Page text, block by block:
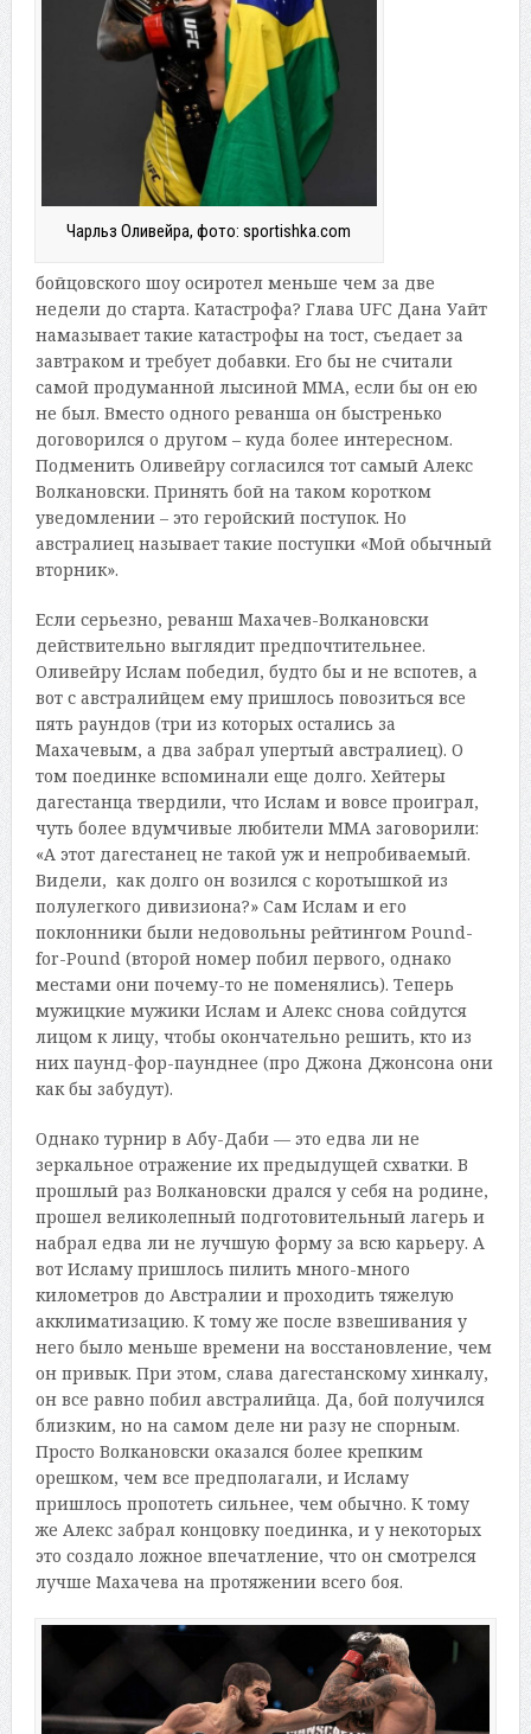
Чарльз Оливейра, фото: sportishka.com
бойцовского шоу осиротел меньше чем за две
недели до старта. Катастрофа? Глава UFC Дана Уайт
намазывает такие катастрофы на тост, съедает за
завтраком и требует добавки. Его бы не считали
самой продуманной лысиной ММА, если бы он ею
не был. Вместо одного реванша он быстренько
договорился о другом – куда более интересном.
Подменить Оливейру согласился тот самый Алекс
Волкановски. Принять бой на таком коротком
уведомлении – это геройский поступок. Но
австралиец называет такие поступки «Мой обычный
вторник».
Если серьезно, реванш Махачев-Волкановски
действительно выглядит предпочтительнее.
Оливейру Ислам победил, будто бы и не вспотев, а
вот с австралийцем ему пришлось повозиться все
пять раундов (три из которых остались за
Махачевым, а два забрал упертый австралиец). О
том поединке вспоминали еще долго. Хейтеры
дагестанца твердили, что Ислам и вовсе проиграл,
чуть более вдумчивые любители ММА заговорили:
«А этот дагестанец не такой уж и непробиваемый.
Видели, как долго он возился с коротышкой из
полулегкого дивизиона?» Сам Ислам и его
поклонники были недовольны рейтингом Pound-
for-Pound (второй номер побил первого, однако
местами они почему-то не поменялись). Теперь
мужицкие мужики Ислам и Алекс снова сойдутся
лицом к лицу, чтобы окончательно решить, кто из
них паунд-фор-паунднее (про Джона Джонсона они
как бы забудут).
Однако турнир в Абу-Даби — это едва ли не
зеркальное отражение их предыдущей схватки. В
прошлый раз Волкановски дрался у себя на родине,
прошел великолепный подготовительный лагерь и
набрал едва ли не лучшую форму за всю карьеру. А
вот Исламу пришлось пилить много-много
километров до Австралии и проходить тяжелую
акклиматизацию. К тому же после взвешивания у
него было меньше времени на восстановление, чем
он привык. При этом, слава дагестанскому хинкалу,
он все равно побил австралийца. Да, бой получился
близким, но на самом деле ни разу не спорным.
Просто Волкановски оказался более крепким
орешком, чем все предполагали, и Исламу
пришлось пропотеть сильнее, чем обычно. К тому
же Алекс забрал концовку поединка, и у некоторых
это создало ложное впечатление, что он смотрелся
лучше Махачева на протяжении всего боя.